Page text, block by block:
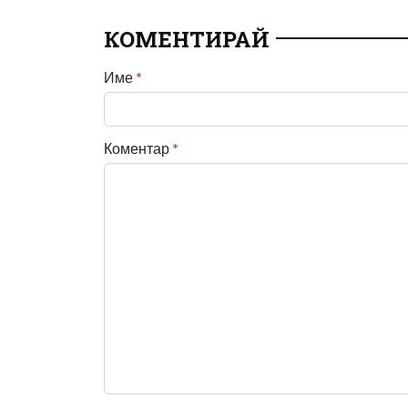
КОМЕНТИРАЙ
Име *
Коментар *